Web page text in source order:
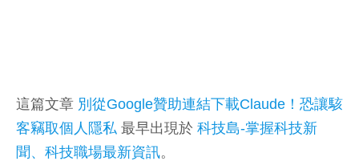
這篇文章 別從Google贊助連結下載Claude！恐讓駭
客竊取個人隱私 最早出現於 科技島-掌握科技新
聞、科技職場最新資訊。